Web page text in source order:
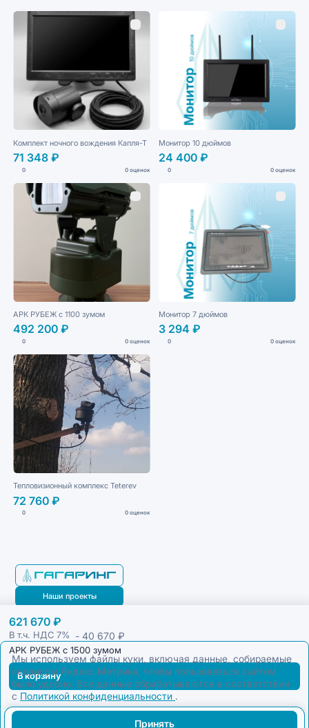
Мы используем файлы куки, включая данные, собираемые
сервисом Яндекс.Метрика, чтобы пользоваться сайтом
было удобно. Все данные обрабатываются в соответствии
с Политикой конфиденциальности .
Принять
Комплект ночного вождения Капля-Т
71 348 ₽
0 0 оценок
Монитор 10 дюймов
24 400 ₽
0 0 оценок
АРК РУБЕЖ с 1100 зумом
492 200 ₽
0 0 оценок
Монитор 7 дюймов
3 294 ₽
0 0 оценок
Тепловизионный комплекс Teterev
72 760 ₽
0 0 оценок
621 670 ₽
В т.ч. НДС 7% - 40 670 ₽
АРК РУБЕЖ с 1500 зумом
В корзину
Наши проекты